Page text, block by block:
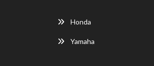
Honda
Yamaha